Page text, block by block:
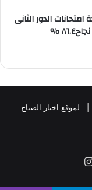
الدور الثانى
%
انستقرام